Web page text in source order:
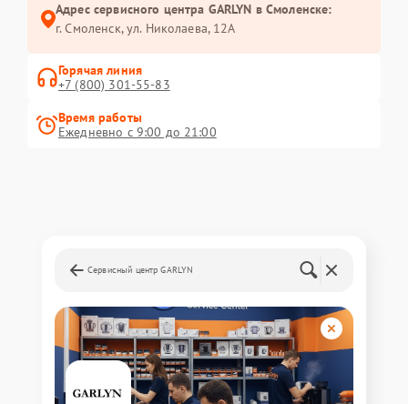
Адрес сервисного центра GARLYN в Смоленске:
г. Смоленск, ул. Николаева, 12А
Горячая линия
+7 (800) 301-55-83
Время работы
Ежедневно с 9:00 до 21:00
Сервисный центр GARLYN